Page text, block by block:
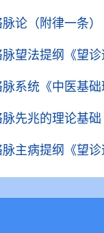
论（附律一条）
脉望法提纲 《望
脉系统 《中医基
脉先兆的理论基础
脉主病提纲 《望